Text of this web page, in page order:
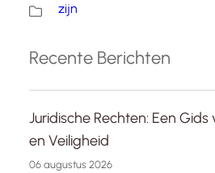
zijn
Recente Berichten
Juridische Rechten: Een
en Veiligheid
06 augustus 2026